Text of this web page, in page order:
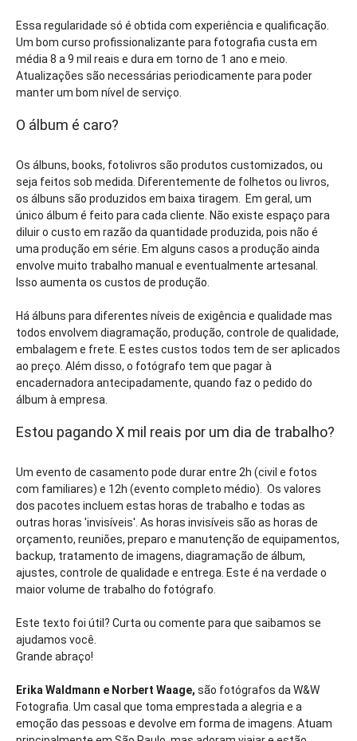
Essa regularidade só é obtida com experiência e qualificação.
Um bom curso profissionalizante para fotografia custa em
média 8 a 9 mil reais e dura em torno de 1 ano e meio.
Atualizações são necessárias periodicamente para poder
manter um bom nível de serviço.
O álbum é caro?
Os álbuns, books, fotolivros são produtos customizados, ou
seja feitos sob medida. Diferentemente de folhetos ou livros,
os álbuns são produzidos em baixa tiragem. Em geral, um
único álbum é feito para cada cliente. Não existe espaço para
diluir o custo em razão da quantidade produzida, pois não é
uma produção em série. Em alguns casos a produção ainda
envolve muito trabalho manual e eventualmente artesanal.
Isso aumenta os custos de produção.
Há álbuns para diferentes níveis de exigência e qualidade mas
todos envolvem diagramação, produção, controle de qualidade,
embalagem e frete. E estes custos todos tem de ser aplicados
ao preço. Além disso, o fotógrafo tem que pagar à
encadernadora antecipadamente, quando faz o pedido do
álbum à empresa.
Estou pagando X mil reais por um dia de trabalho?
Um evento de casamento pode durar entre 2h (civil e fotos
com familiares) e 12h (evento completo médio). Os valores
dos pacotes incluem estas horas de trabalho e todas as
outras horas 'invisíveis'. As horas invisíveis são as horas de
orçamento, reuniões, preparo e manutenção de equipamentos,
backup, tratamento de imagens, diagramação de álbum,
ajustes, controle de qualidade e entrega. Este é na verdade o
maior volume de trabalho do fotógrafo.
Este texto foi útil? Curta ou comente para que saibamos se
ajudamos você.
Grande abraço!
Erika Waldmann e Norbert Waage, são fotógrafos da W&W
Fotografia. Um casal que toma emprestada a alegria e a
emoção das pessoas e devolve em forma de imagens. Atuam